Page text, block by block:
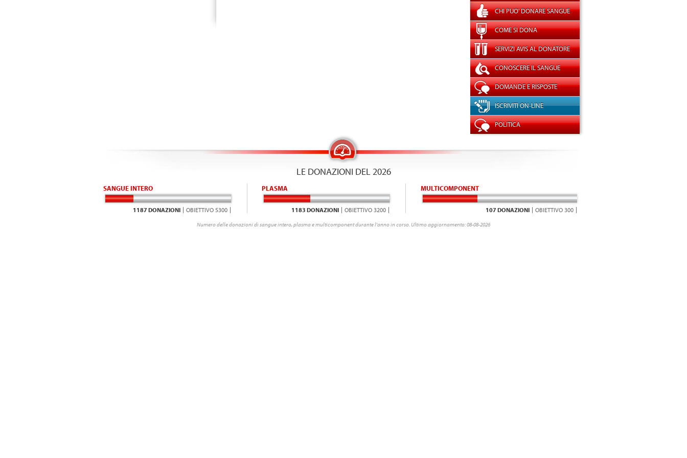
CHI PUO' DONARE SANGUE
COME SI DONA
SERVIZI AVIS AL DONATORE
CONOSCERE IL SANGUE
DOMANDE E RISPOSTE
ISCRIVITI ON-LINE
POLITICA
LE DONAZIONI DEL 2026
SANGUE INTERO
1187 DONAZIONI OBIETTIVO 5300
PLASMA
1183 DONAZIONI OBIETTIVO 3200
MULTICOMPONENT
107 DONAZIONI OBIETTIVO 300
Numero delle donazioni di sangue intero, plasma e multicomponent durante l'anno in corso. Ultimo aggiornamento: 08-08-2026